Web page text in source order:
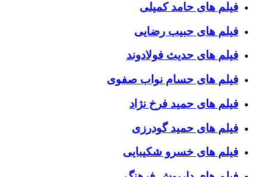
فیلم های حامد کمیلی
فیلم های حبیب رضایی
فیلم های حدیث فولادوند
فیلم های حسام نواب صفوی
فیلم های حمید فرخ نژاد
فیلم های حمید گودرزی
فیلم های خسرو شکیبایی